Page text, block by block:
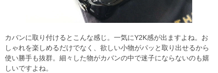
カバンに取り付けるとこんな感じ。一気にY2K感が出ますよね。お
しゃれを楽しめるだけでなく、欲しい小物がパッと取り出せるから
使い勝手も抜群。細々した物がカバンの中で迷子にならないのも嬉
しいですよね。